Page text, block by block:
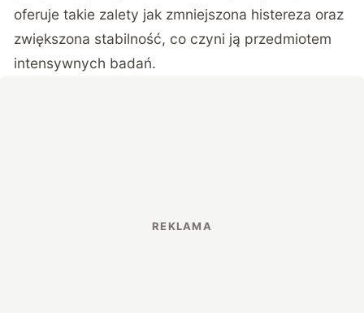
oferuje takie zalety jak zmniejszona histereza oraz
zwiększona stabilność, co czyni ją przedmiotem
intensywnych badań.